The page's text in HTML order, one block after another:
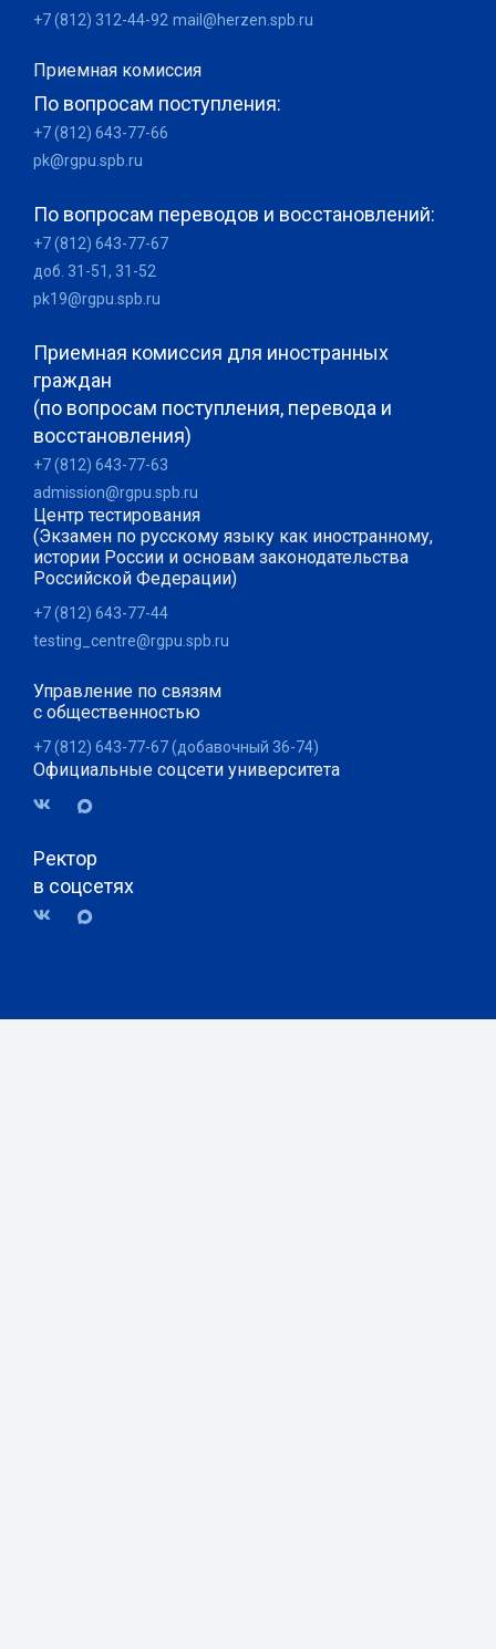
+7 (812) 312-44-92 mail@herzen.spb.ru
Приемная комиссия
По вопросам поступления:
+7 (812) 643-77-66
pk@rgpu.spb.ru
По вопросам переводов и восстановлений:
+7 (812) 643-77-67
доб. 31-51, 31-52
pk19@rgpu.spb.ru
Приемная комиссия для иностранных
граждан
(по вопросам поступления, перевода и
восстановления)
+7 (812) 643-77-63
admission@rgpu.spb.ru
Центр тестирования
(Экзамен по русскому языку как иностранному,
истории России и основам законодательства
Российской Федерации)
+7 (812) 643-77-44
testing_centre@rgpu.spb.ru
Управление по связям
с общественностью
+7 (812) 643-77-67 (добавочный 36-74)
Официальные соцсети университета
Ректор
в соцсетях